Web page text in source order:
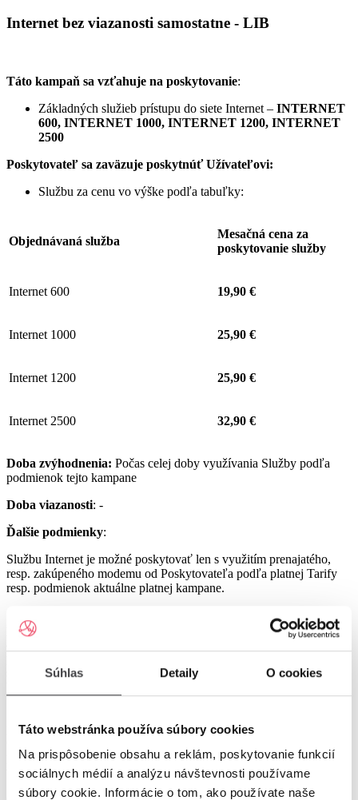
Súhlas Detaily O cookies
Táto webstránka používa súbory cookies
Na prispôsobenie obsahu a reklám, poskytovanie funkcií
sociálnych médií a analýzu návštevnosti používame
súbory cookie. Informácie o tom, ako používate naše
Internet bez viazanosti samostatne - LIB
Táto kampaň sa vzťahuje na poskytovanie:
Základných služieb prístupu do siete Internet – INTERNET
600, INTERNET 1000, INTERNET 1200, INTERNET
2500
Poskytovateľ sa zaväzuje poskytnúť Užívateľovi:
Službu za cenu vo výške podľa tabuľky:
Objednávaná služba
Mesačná cena za
poskytovanie služby
Internet 600 19,90 €
Internet 1000 25,90 €
Internet 1200 25,90 €
Internet 2500 32,90 €
Doba zvýhodnenia: Počas celej doby využívania Služby podľa
podmienok tejto kampane
Doba viazanosti: -
Ďalšie podmienky:
Službu Internet je možné poskytovať len s využitím prenajatého,
resp. zakúpeného modemu od Poskytovateľa podľa platnej Tarify
resp. podmienok aktuálne platnej kampane.
Službu UPC Internet 1000 je možné poskytovať len s využitím
prenajatého resp. zakúpeného modemu GIGA ConnectBox
alebo GIGA Connect Box 6 (podľa dostupnosti) od Poskytovateľa
s odbornou inštaláciou), a to v lokalitách špecifikovaných v Tarife
poskytovať len s využitím prenajatého resp. zakúpeného modemu
podmienok aktuálne platnej kampane (len s odbornou inštaláciou), a
to v lokalitách špecifikovaných v Tarife UPC Internet.